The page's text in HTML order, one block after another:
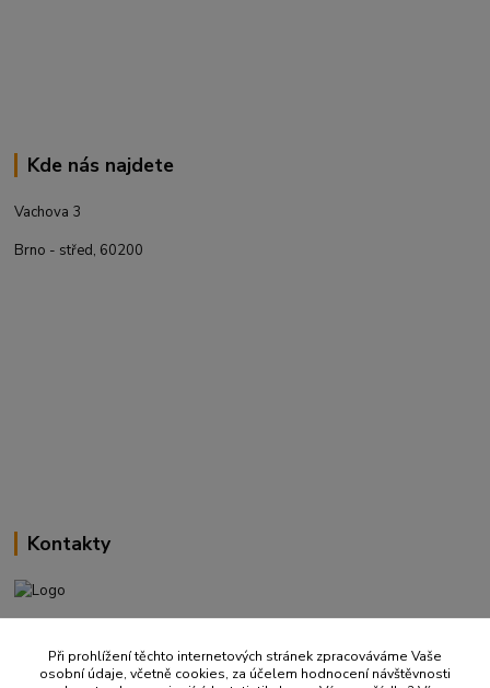
Kde nás najdete
Vachova 3
Brno - střed, 60200
Kontakty
(Po-Pá, 9-18 hod.)
Při prohlížení těchto internetových stránek zpracováváme Vaše
osobní údaje, včetně cookies, za účelem hodnocení návštěvnosti